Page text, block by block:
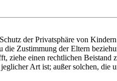
der Privatsphäre von
Zustimmung der Eltern
einen rechtlichen
Art ist; außer solchen,